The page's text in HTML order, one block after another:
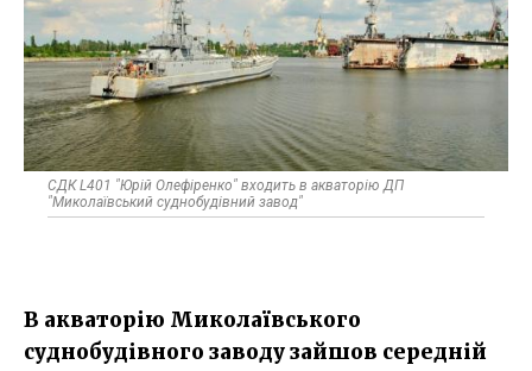
СДК L401 "Юрій Олефіренко" входить в акваторію ДП
"Миколаївський суднобудівний завод"
В акваторію Миколаївського
суднобудівного заводу зайшов середній